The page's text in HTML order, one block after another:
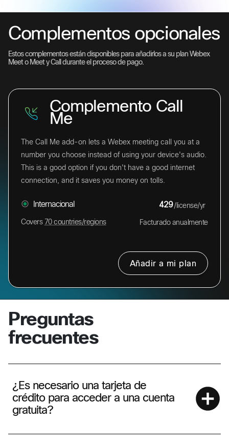
Complementos opcionales
Estos complementos están disponibles para añadirlos a su plan Webex
Meet o Meet y Call durante el proceso de pago.
Complemento Call
Me
The Call Me add-on lets a Webex meeting call you at a
number you choose instead of using your device's audio.
This is a good option if you don't have a good internet
connection, and it saves you money on tolls.
Internacional
Covers 70 countries/regions
429/license/yr
Facturado anualmente
Añadir a mi plan
Preguntas
frecuentes
¿Es necesario una tarjeta de
crédito para acceder a una cuenta
gratuita?